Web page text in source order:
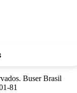
Buser Brasil
81